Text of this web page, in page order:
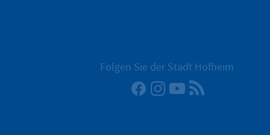
Folgen Sie der Stadt Hofheim
Facebook
Instagram
YouTube